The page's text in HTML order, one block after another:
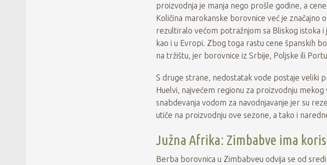
proizvodnja je manja nego prošle godine, a
Količina marokanske borovnice već je značajno
rezultiralo većom potražnjom sa Bliskog istoka
kao i u Evropi. Zbog toga rastu cene španskih
na tržištu, jer borovnice iz Srbije, Poljske ili
S druge strane, nedostatak vode postaje veliki
Huelvi, najvećem regionu za proizvodnju mekog
snabdevanja vodom za navodnjavanje jer su
utiče na proizvodnju ove sezone, a tako i
Južna Afrika: Zimbabve ima
Berba borovnica u Zimbabveu odvija se od